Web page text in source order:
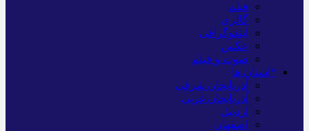
فیلم
گالری
اینفوگرافی
عکس
صوت و فیلم
*استان ها
آذربایجان شرقی
آذربایجان غربی
اردبیل
اصفهان